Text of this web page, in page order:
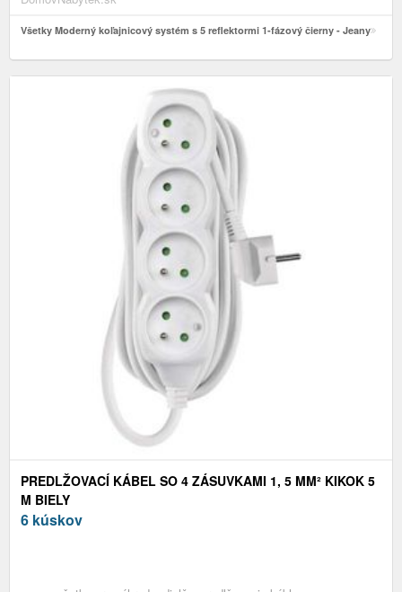
Všetky Moderný koľajnicový systém s 5 reflektormi 1-fázový čierny - Jeany
PREDLŽOVACÍ KÁBEL SO 4 ZÁSUVKAMI 1, 5 MM² KIKOK 5
M BIELY
6 kúskov